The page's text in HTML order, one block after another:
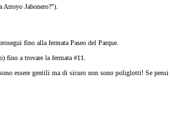
Jabonero?").
fino alla fermata Paseo del Parque.
fino a trovare la fermata #11.
essere gentili ma di sicuro non sono poliglotti! Se